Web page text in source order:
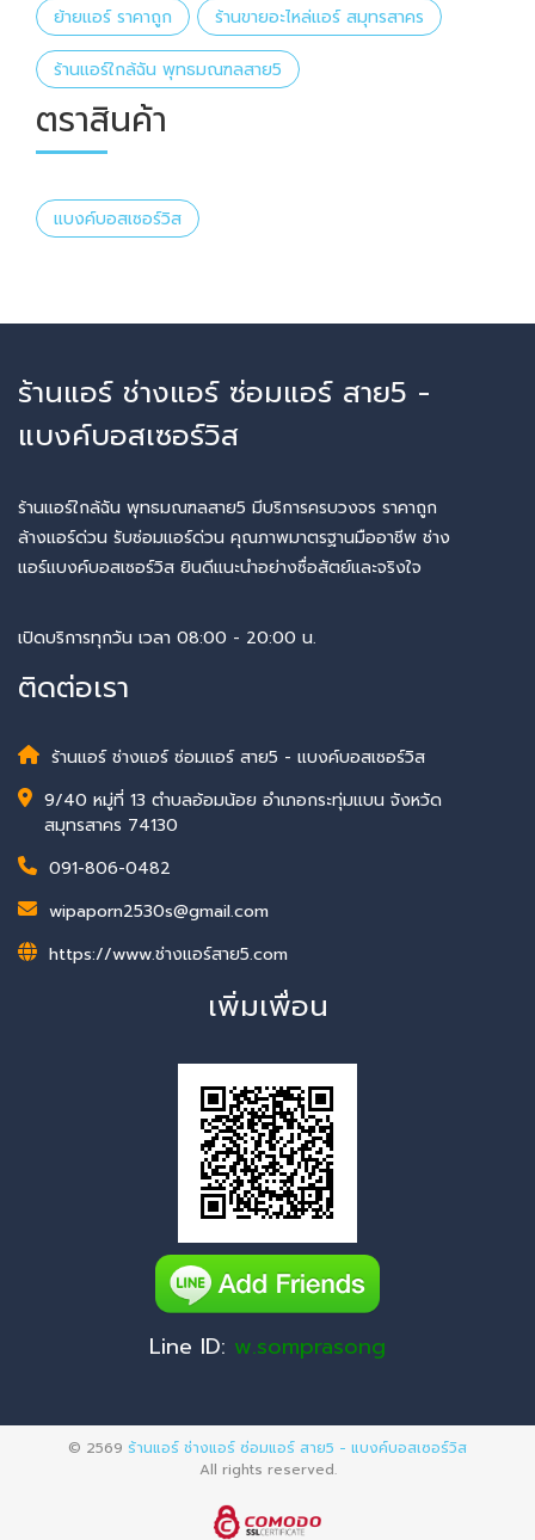
ย้ายแอร์ ราคาถูก ร้านขายอะไหล่แอร์ สมุทรสาคร
ร้านแอร์ใกล้ฉัน พุทธมณฑลสาย5
ตราสินค้า
แบงค์บอสเซอร์วิส
ร้านแอร์ ช่างแอร์ ซ่อมแอร์ สาย5 -
แบงค์บอสเซอร์วิส
ร้านแอร์ใกล้ฉัน พุทธมณฑลสาย5 มีบริการครบวงจร ราคาถูก
ล้างแอร์ด่วน รับซ่อมแอร์ด่วน คุณภาพมาตรฐานมืออาชีพ ช่าง
แอร์แบงค์บอสเซอร์วิส ยินดีแนะนำอย่างซื่อสัตย์และจริงใจ
เปิดบริการทุกวัน เวลา 08:00 - 20:00 น.
ติดต่อเรา
ร้านแอร์ ช่างแอร์ ซ่อมแอร์ สาย5 - แบงค์บอสเซอร์วิส
9/40 หมู่ที่ 13 ตำบลอ้อมน้อย อำเภอกระทุ่มแบน จังหวัด
สมุทรสาคร 74130
091-806-0482
wipaporn2530s@gmail.com
https://www.ช่างแอร์สาย5.com
เพิ่มเพื่อน
Line ID: w.somprasong
© 2569 ร้านแอร์ ช่างแอร์ ซ่อมแอร์ สาย5 - แบงค์บอสเซอร์วิส
All rights reserved.